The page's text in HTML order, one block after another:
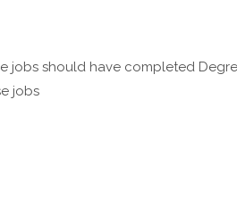
jobs should have completed
jobs